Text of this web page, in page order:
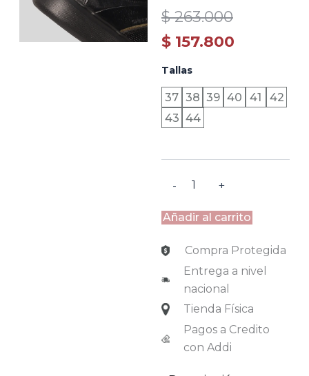
$263.000
Original
price
was:
$ 263.000.
$ 157.800
Current
price
is:
$ 157.800.
Tallas
37 38 39 40 41
42
43 44
-
LONDRES
-
NEGRO
cantidad
+
Añadir al carrito
Compra Protegida
Entrega a nivel
nacional
Tienda Física
Pagos a Credito
con Addi